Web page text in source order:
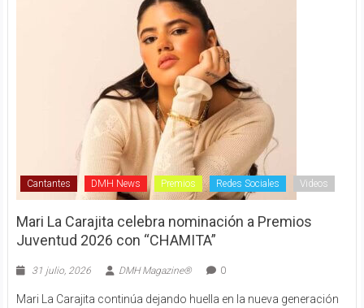
Cantantes DMH News Premios Redes Sociales Videos
Mari La Carajita celebra nominación a Premios
Juventud 2026 con “CHAMITA”
31 julio, 2026 DMH Magazine® 0
Mari La Carajita continúa dejando huella en la nueva generación